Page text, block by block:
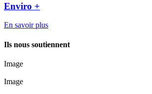
Enviro +
En savoir plus
Ils nous soutiennent
Image
Image